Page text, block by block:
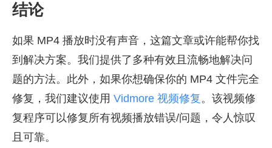
结论
如果 MP4 播放时没有声音，这篇文章或许能帮你找
到解决方案。我们提供了多种有效且流畅地解决问
题的方法。此外，如果你想确保你的 MP4 文件完全
修复，我们建议使用 Vidmore 视频修复。该视频修
复程序可以修复所有视频播放错误/问题，令人惊叹
且可靠。